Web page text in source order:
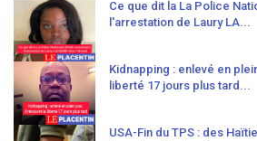
Ce que dit la La Police
l'arrestation de Laury LA...
Kidnapping : enlevé en
liberté 17 jours plus tard...
USA-Fin du TPS : des